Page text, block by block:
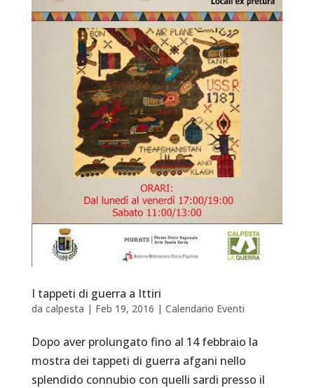
I tappeti di guerra a Ittiri
da calpesta | Feb 19, 2016 | Calendario Eventi
Dopo aver prolungato fino al 14 febbraio la
mostra dei tappeti di guerra afgani nello
splendido connubio con quelli sardi presso il